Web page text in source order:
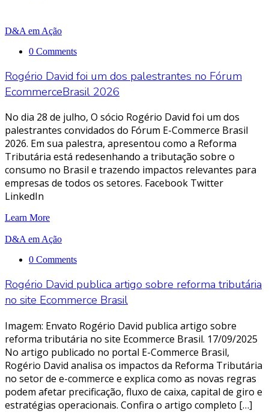
D&A em Ação
0 Comments
Rogério David foi um dos palestrantes no Fórum
EcommerceBrasil 2026
No dia 28 de julho, O sócio Rogério David foi um dos
palestrantes convidados do Fórum E-Commerce Brasil
2026. Em sua palestra, apresentou como a Reforma
Tributária está redesenhando a tributação sobre o
consumo no Brasil e trazendo impactos relevantes para
empresas de todos os setores. Facebook Twitter
LinkedIn
Learn More
D&A em Ação
0 Comments
Rogério David publica artigo sobre reforma tributária
no site Ecommerce Brasil
Imagem: Envato Rogério David publica artigo sobre
reforma tributária no site Ecommerce Brasil. 17/09/2025
No artigo publicado no portal E-Commerce Brasil,
Rogério David analisa os impactos da Reforma Tributária
no setor de e-commerce e explica como as novas regras
podem afetar precificação, fluxo de caixa, capital de giro e
estratégias operacionais. Confira o artigo completo […]